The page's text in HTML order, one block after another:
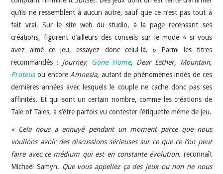
qu’ils ne ressemblent à aucun autre, sauf que ce n’est pas tout à
fait vrai. Sur le site web du studio, à la page recensant ses
créations, figurent d’ailleurs des conseils sur le mode « si vous
avez aimé ce jeu, essayez donc celui-là. » Parmi les titres
recommandés : Journey, Gone Home, Dear Esther, Mountain,
Proteusou encoreAmnesia, autant de phénomènes indés de ces
dernières années avec lesquels le couple ne cache donc pas ses
affinités. Et qui sont un certain nombre, comme les créations de
Tale of Tales, à s’être parfois vu contester l’étiquette même de jeu.
« Cela nous a ennuyé pendant un moment parce que nous
voulions avoir des discussions sérieuses sur ce que ce l’on peut
faire avec ce médium qui est en constante évolution, reconnaît
Michaël Samyn. Que vous appeliez ça des jeux ou non ne nous